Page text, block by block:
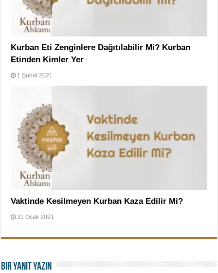
Kurban Eti Zenginlere Dağıtılabilir Mi? Kurban
Etinden Kimler Yer
1 Şubat 2021
Vaktinde Kesilmeyen Kurban Kaza Edilir Mi?
31 Ocak 2021
Bir yanıt yazın